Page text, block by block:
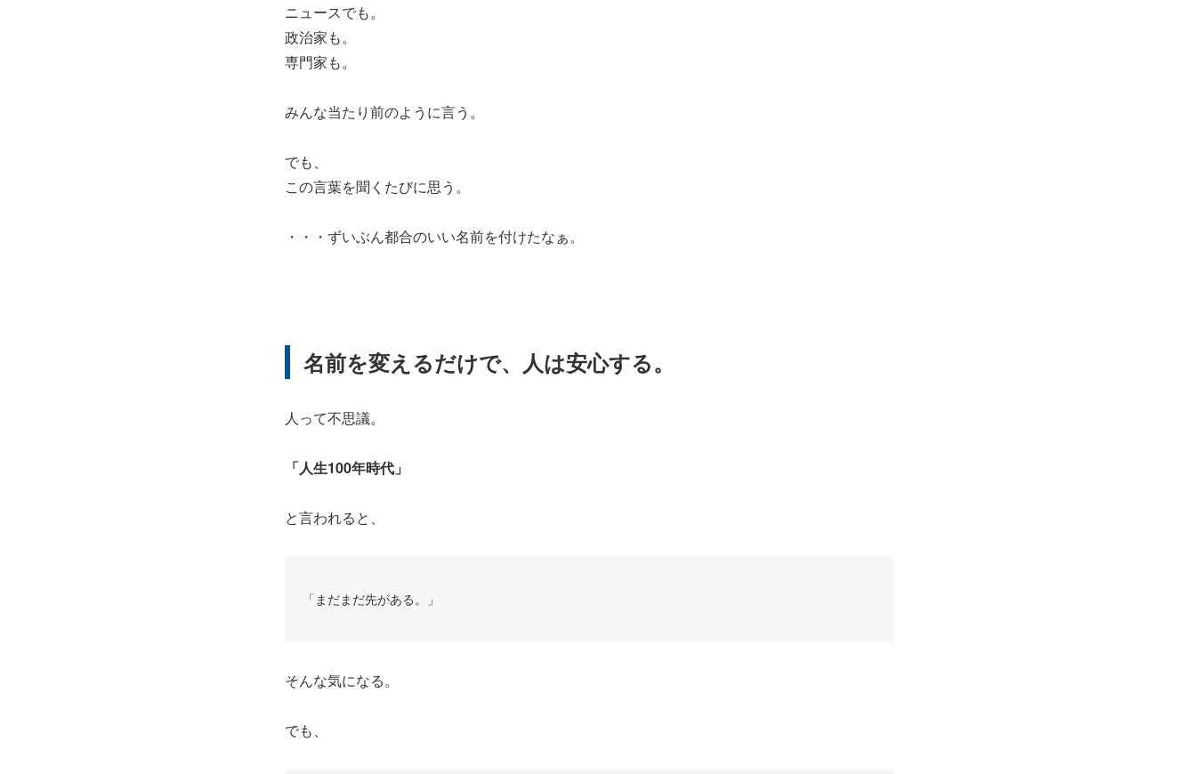
ニュースでも。
政治家も。
専門家も。
みんな当たり前のように言う。
でも、
この言葉を聞くたびに思う。
・・・ずいぶん都合のいい名前を付けたなぁ。
名前を変えるだけで、人は安心する。
人って不思議。
「人生100年時代」
と言われると、
「まだまだ先がある。」
そんな気になる。
でも、